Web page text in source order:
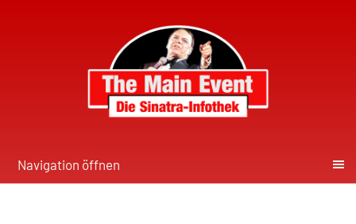
Navigation öffnen